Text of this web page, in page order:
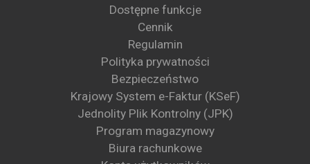
Dostępne funkcje
Cennik
Regulamin
Polityka prywatności
Bezpieczeństwo
Krajowy System e-Faktur (KSeF)
Jednolity Plik Kontrolny (JPK)
Program magazynowy
Biura rachunkowe